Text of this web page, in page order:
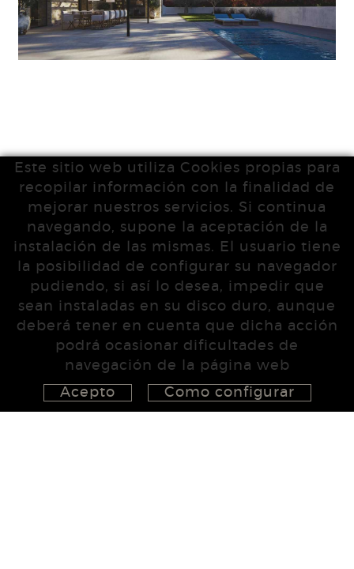
Este sitio web utiliza Cookies propias para
recopilar información con la finalidad de
mejorar nuestros servicios. Si continua
navegando, supone la aceptación de la
instalación de las mismas. El usuario tiene
la posibilidad de configurar su navegador
pudiendo, si así lo desea, impedir que
sean instaladas en su disco duro, aunque
deberá tener en cuenta que dicha acción
podrá ocasionar dificultades de
navegación de la página web
Acepto
Como configurar